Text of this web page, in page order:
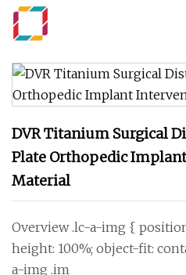
DVR Titanium Surgical
Plate Orthopedic
Material
Overview .lc-a-img {
height: 100%; object-fit:
a-img .im